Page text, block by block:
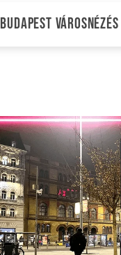
Budapest városnézés